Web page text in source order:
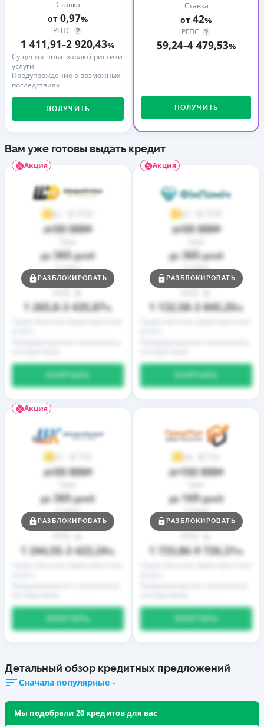
Ставка
от 0,97%
РГПС
1 411,91–2 920,43%
Существенные характеристики
услуги
Предупреждение о возможных
последствиях
ПОЛУЧИТЬ
Ставка
от 42%
РГПС
59,24–4 479,53%
ПОЛУЧИТЬ
Вам уже готовы выдать кредит
Акция
4,1
до50 000₴
до 365дней
Ставка
от0,01%
1 265,8 3 435,87%
РАЗБЛОКИРОВАТЬ
Акция
4,7
до50 000₴
до 365дней
Ставка
от0,01%
1 132,58 3 845,25%
РАЗБЛОКИРОВАТЬ
Акция
3,7
до50 000₴
до 365дней
Ставка
от0,01%
1 244,55– 3 422,24%
РАЗБЛОКИРОВАТЬ
3,9
до150 000₴
до 169дней
Ставка
от0,01%
1 733,86– 9 726,31%
РАЗБЛОКИРОВАТЬ
Детальный обзор кредитных предложений
Сначала популярные
Мы подобрали 20 кредитов для вас